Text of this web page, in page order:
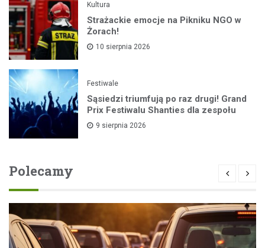
Kultura
Strażackie emocje na Pikniku NGO w
Żorach!
10 sierpnia 2026
Festiwale
Sąsiedzi triumfują po raz drugi! Grand
Prix Festiwalu Shanties dla zespołu
9 sierpnia 2026
Polecamy